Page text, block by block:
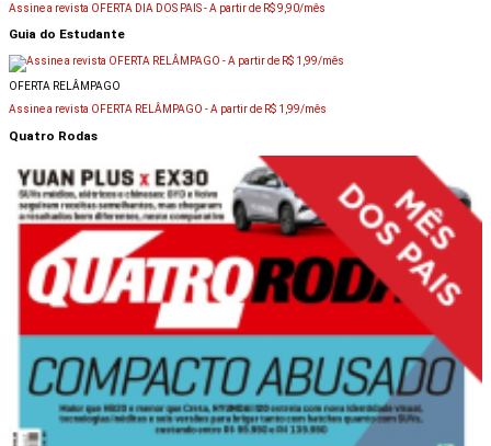
Assine a revista OFERTA DIA DOS PAIS -A partir de R$ 9,90/mês
Guia do Estudante
OFERTA RELÂMPAGO
Assine a revista OFERTA RELÂMPAGO -A partir de R$ 1,99/mês
Quatro Rodas